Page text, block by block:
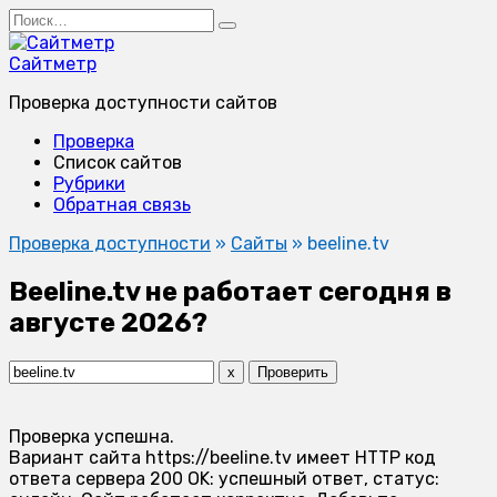
Перейти
к
содержанию
Search
for:
Сайтметр
Проверка доступности сайтов
Проверка
Список сайтов
Рубрики
Обратная связь
Проверка доступности » Сайты » beeline.tv
Beeline.tv не работает сегодня в
августе 2026?
x Проверить
Проверка успешна.
Вариант сайта https://beeline.tv имеет HTTP код
ответа сервера 200 OK: успешный ответ, статус: